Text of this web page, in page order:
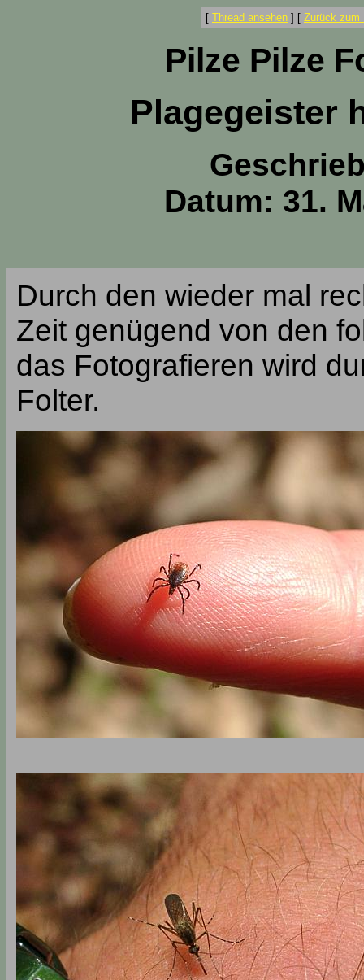
[ Thread ansehen ] [ Zurück zum
Pilze Pilze
Plagegeister
Datum: 31.
Durch den wieder mal
Zeit genügend von den
das Fotografieren wird
Folter.